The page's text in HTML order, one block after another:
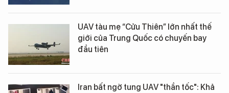
UAV tàu mẹ “Cửu Thiên” lớn nhất thế
giới của Trung Quốc có chuyến bay
đầu tiên
Iran bất ngờ tung UAV "thần tốc": Khả